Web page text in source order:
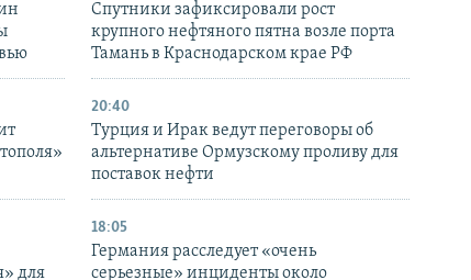
Спутники зафиксировали рост
крупного нефтяного пятна возле порта
Тамань в Краснодарском крае РФ
20:40
Турция и Ирак ведут переговоры об
альтернативе Ормузскому проливу для
поставок нефти
для
18:05
Германия расследует «очень
серьезные» инциденты около